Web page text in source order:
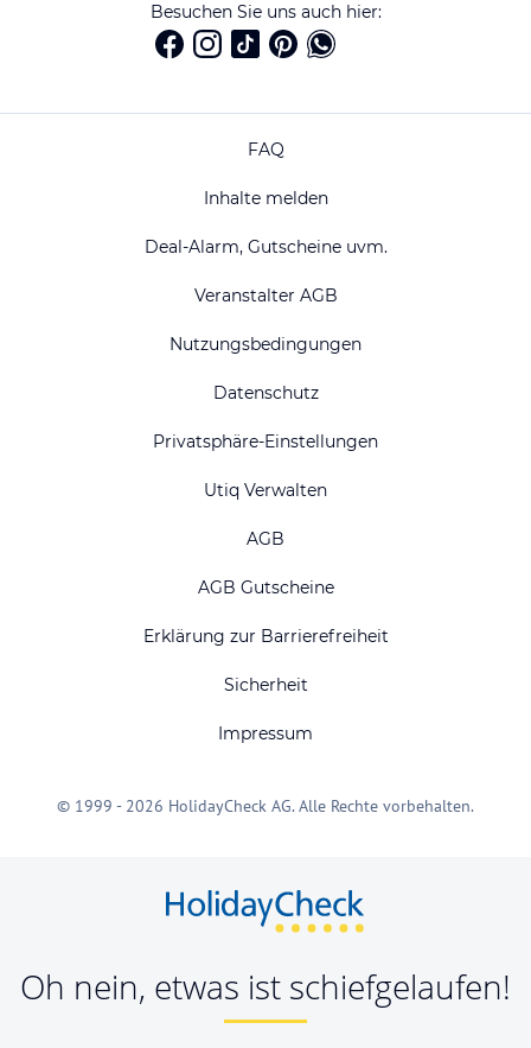
Besuchen Sie uns auch hier:
FAQ
Inhalte melden
Deal-Alarm, Gutscheine uvm.
Veranstalter AGB
Nutzungsbedingungen
Datenschutz
Privatsphäre-Einstellungen
Utiq Verwalten
AGB
AGB Gutscheine
Erklärung zur Barrierefreiheit
Sicherheit
Impressum
© 1999 - 2026 HolidayCheck AG. Alle Rechte vorbehalten.
Oh nein, etwas ist schiefgelaufen!